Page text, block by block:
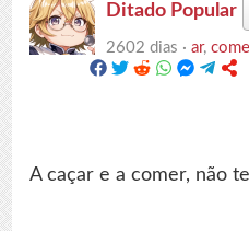
Ditado Popular
2602 dias ·ar,
A caçar e a comer, não